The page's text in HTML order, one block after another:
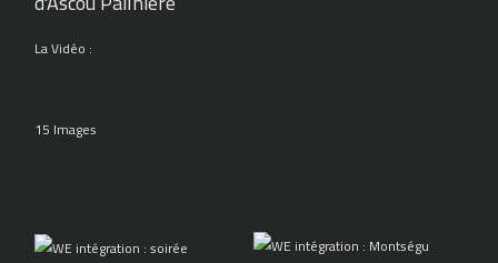
La Vidéo :
15 Images